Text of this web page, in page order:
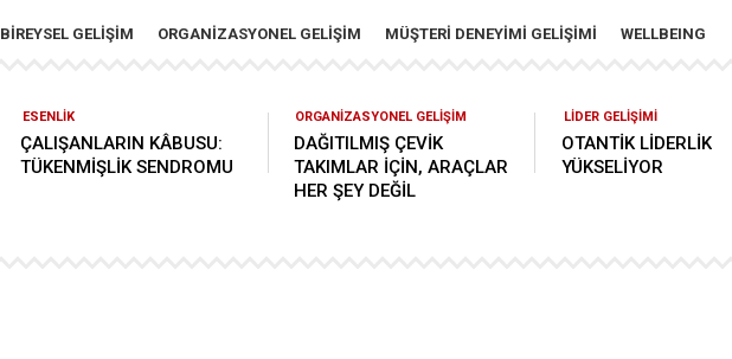
BIREYSEL GELIŞIM ORGANIZASYONEL GELIŞIM MÜŞTERI DENEYIMI GELIŞIMI WELLBEING
ESENLİK
ÇALIŞANLARIN KÂBUSU:
TÜKENMİŞLİK SENDROMU
ORGANİZASYONEL GELİŞİM
DAĞITILMIŞ ÇEVİK
TAKIMLAR İÇİN, ARAÇLAR
HER ŞEY DEĞİL
LİDER GELİŞİMİ
OTANTİK LİDERLİK
YÜKSELİYOR